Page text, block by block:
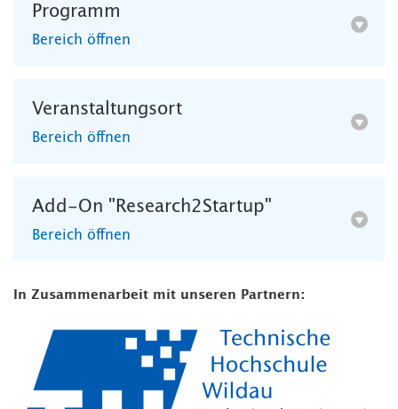
Programm
Bereich öffnen
Veranstaltungsort
Bereich öffnen
Add-On "Research2Startup"
Bereich öffnen
In Zusammenarbeit mit unseren Partnern: